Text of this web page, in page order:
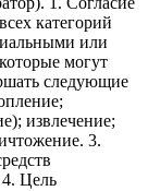
категорий
или
могут
следующие
извлечение;
3.
4. Цель